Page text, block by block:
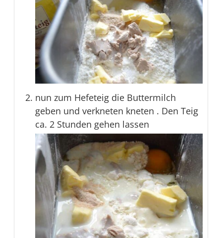
nun zum Hefeteig die Buttermilch
geben und verkneten kneten . Den Teig
ca. 2 Stunden gehen lassen